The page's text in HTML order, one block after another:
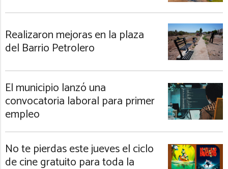
Realizaron mejoras en la plaza
del Barrio Petrolero
El municipio lanzó una
convocatoria laboral para primer
empleo
No te pierdas este jueves el ciclo
de cine gratuito para toda la